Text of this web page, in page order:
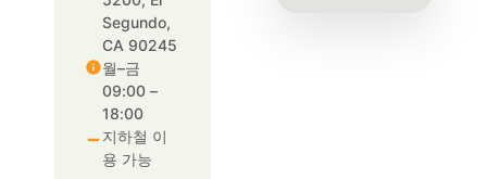
Segundo,
CA 90245
월–금
09:00 –
18:00
지하철 이
용 가능